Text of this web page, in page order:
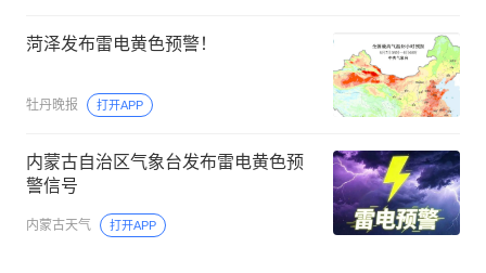
菏泽发布雷电黄色预警！
牡丹晚报 打开APP
内蒙古自治区气象台发布雷电黄色预
警信号
内蒙古天气 打开APP